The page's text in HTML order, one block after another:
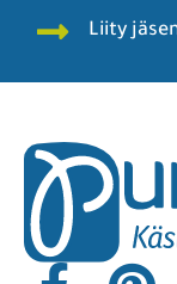
Liity